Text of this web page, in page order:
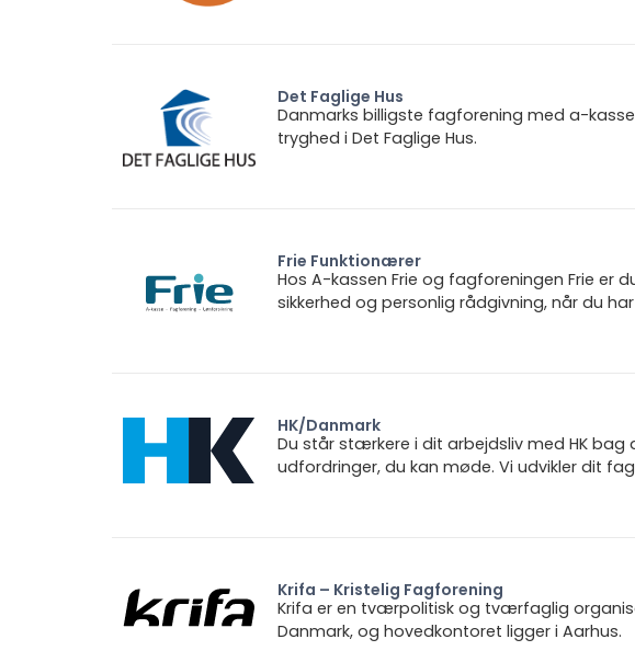
Det Faglige Hus
Danmarks billigste fagforening med a-
tryghed i Det Faglige Hus.
Frie Funktionærer
Hos A-kassen Frie og fagforeningen Frie
sikkerhed og personlig rådgivning, når du
HK/Danmark
Du står stærkere i dit arbejdsliv med HK bag
udfordringer, du kan møde. Vi udvikler dit
Krifa – Kristelig Fagforening
Krifa er en tværpolitisk og tværfaglig
Danmark, og hovedkontoret ligger i Aarhus.